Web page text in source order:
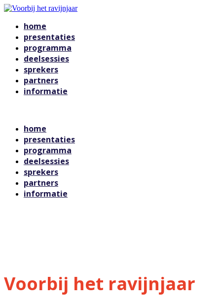
home
presentaties
programma
deelsessies
sprekers
partners
informatie
home
presentaties
programma
deelsessies
sprekers
partners
informatie
Voorbij het ravijnjaar